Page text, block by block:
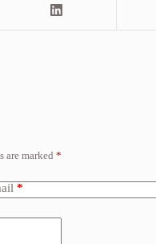
are marked *
*